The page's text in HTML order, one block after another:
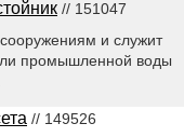
// 151047
и служит
промышленной воды
// 149526